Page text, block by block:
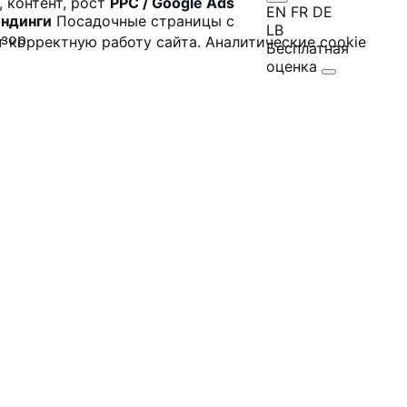
работу сайта. Аналитические cookie
Посадочные страницы с
EN FR DE
LB
Бесплатная
оценка